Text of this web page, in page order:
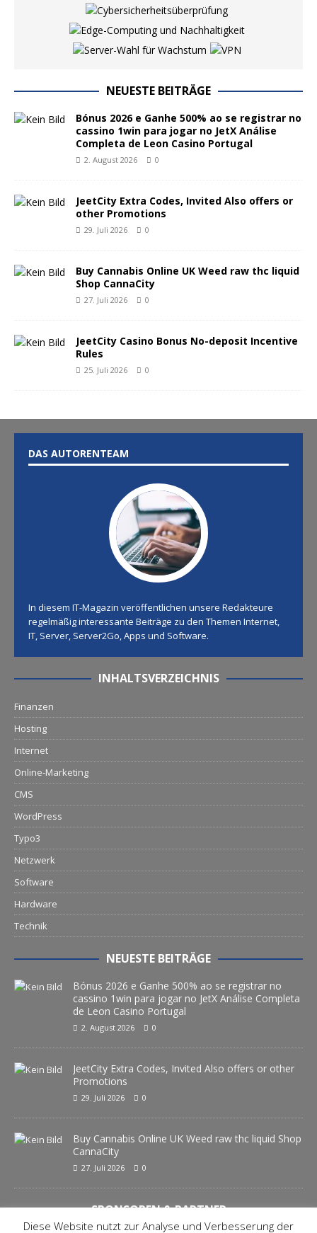
NEUESTE BEITRÄGE
Bónus 2026 e Ganhe 500% ao se registrar no
cassino 1win para jogar no JetX Análise
Completa de Leon Casino Portugal
2. August 2026 0
JeetCity Extra Codes, Invited Also offers or
other Promotions
29. Juli 2026 0
Buy Cannabis Online UK Weed raw thc liquid
Shop CannaCity
27. Juli 2026 0
JeetCity Casino Bonus No-deposit Incentive
Rules
25. Juli 2026 0
DAS AUTORENTEAM
In diesem IT-Magazin veröffentlichen unsere Redakteure
regelmäßig interessante Beiträge zu den Themen Internet,
IT, Server, Server2Go, Apps und Software.
INHALTSVERZEICHNIS
Finanzen
Hosting
Internet
Online-Marketing
CMS
WordPress
Typo3
Netzwerk
Software
Hardware
Technik
NEUESTE BEITRÄGE
Bónus 2026 e Ganhe 500% ao se registrar no
cassino 1win para jogar no JetX Análise Completa
de Leon Casino Portugal
2. August 2026 0
JeetCity Extra Codes, Invited Also offers or other
Promotions
29. Juli 2026 0
Buy Cannabis Online UK Weed raw thc liquid Shop
CannaCity
27. Juli 2026 0
SPONSOREN & PARTNER
Diese Website nutzt zur Analyse und Verbesserung der